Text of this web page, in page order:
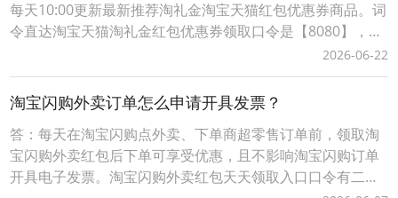
每天10:00更新最新推荐淘礼金淘宝天猫红包优惠券商品。词
令直达淘宝天猫淘礼金红包优惠券领取口令是【8080】，每
天淘宝天猫购物前打开词令App，输入口令【 8080 】，搜
索进入前往淘礼金淘宝天猫红包优惠券领取入口挑选要购买
的商品领取淘宝天猫优惠券、淘宝天猫商品红包；词令直达
淘宝天猫优惠券淘礼金红包领取口令如
2026-06-22
淘宝闪购外卖订单怎么申请开具发票？
答：每天在淘宝闪购点外卖、下单商超零售订单前，领取淘
宝闪购外卖红包后下单可享受优惠，且不影响淘宝闪购订单
开具电子发票。淘宝闪购外卖红包天天领取入口口令有二种